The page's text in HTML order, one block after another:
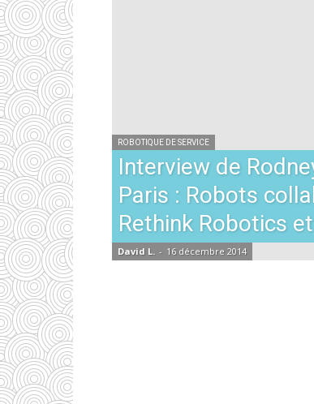
ROBOTIQUE DE SERVICE
Interview de
Paris : Robots
Rethink Robotics
David L. - 16 décembre 2014